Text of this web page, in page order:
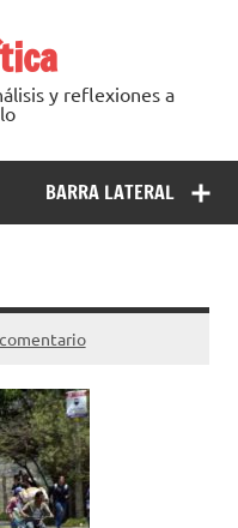
y reflexiones a
BARRA LATERAL